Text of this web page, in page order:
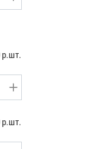
р.шт.
р.шт.